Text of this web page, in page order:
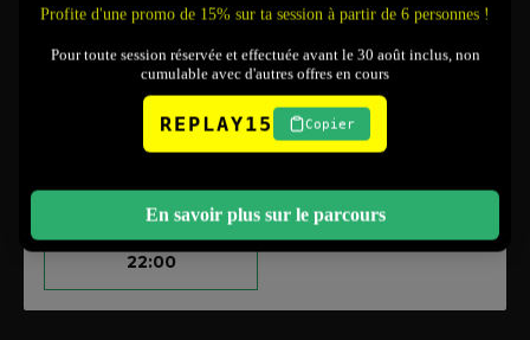
19:00 19:30
20:00 20:30
21:00 21:30
22:00
Profite d'une promo de 15% sur ta session à partir de 6 personnes !
Pour toute session réservée et effectuée avant le 30 août inclus, non
cumulable avec d'autres offres en cours
REPLAY15 Copier
En savoir plus sur le parcours